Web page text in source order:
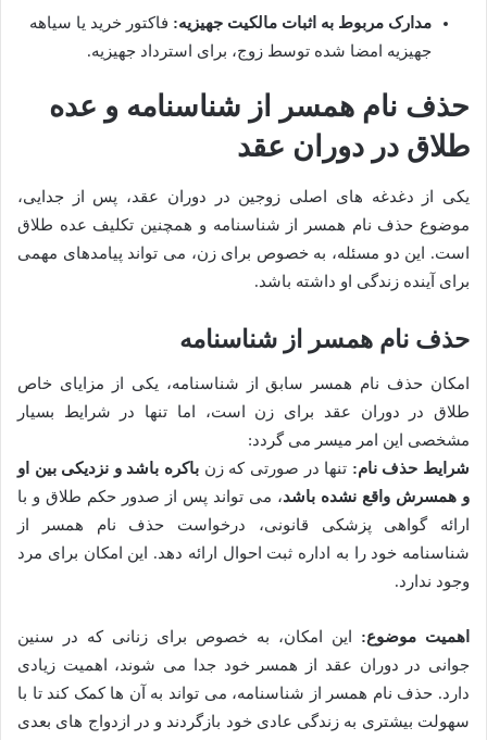
مدارک مربوط به اثبات مالکیت جهیزیه: فاکتور خرید یا سیاهه
جهیزیه امضا شده توسط زوج، برای استرداد جهیزیه.
حذف نام همسر از شناسنامه و عده
طلاق در دوران عقد
یکی از دغدغه های اصلی زوجین در دوران عقد، پس از جدایی،
موضوع حذف نام همسر از شناسنامه و همچنین تکلیف عده طلاق
است. این دو مسئله، به خصوص برای زن، می تواند پیامدهای مهمی
برای آینده زندگی او داشته باشد.
حذف نام همسر از شناسنامه
امکان حذف نام همسر سابق از شناسنامه، یکی از مزایای خاص
طلاق در دوران عقد برای زن است، اما تنها در شرایط بسیار
مشخصی این امر میسر می گردد:
شرایط حذف نام: تنها در صورتی که زن باکره باشد و نزدیکی بین او
و همسرش واقع نشده باشد، می تواند پس از صدور حکم طلاق و با
ارائه گواهی پزشکی قانونی، درخواست حذف نام همسر از
شناسنامه خود را به اداره ثبت احوال ارائه دهد. این امکان برای مرد
وجود ندارد.
اهمیت موضوع: این امکان، به خصوص برای زنانی که در سنین
جوانی در دوران عقد از همسر خود جدا می شوند، اهمیت زیادی
دارد. حذف نام همسر از شناسنامه، می تواند به آن ها کمک کند تا با
سهولت بیشتری به زندگی عادی خود بازگردند و در ازدواج های بعدی